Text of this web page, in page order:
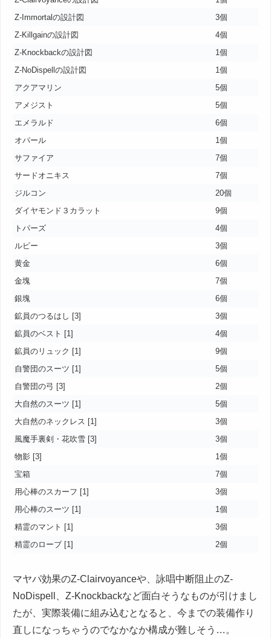
Z-Immortalの設計図
3個
Z-Killgainの設計図
4個
Z-Knockbackの設計図
1個
Z-NoDispellの設計図
1個
アクアマリン
5個
アメジスト
5個
エメラルド
6個
オパール
1個
サファイア
7個
サードオニキス
7個
ジルコン
20個
ダイヤモンド３カラット
9個
トパーズ
4個
ルビー
3個
黄金
6個
金塊
7個
銀塊
6個
鉱員のつるはし [3]
3個
鉱員のベスト [1]
4個
鉱員のリュック [1]
9個
自警団のスーツ [1]
5個
自警団の弓 [3]
2個
大自然のスーツ [1]
5個
大自然のネックレス [1]
3個
風魔手裏剣・花吹雪 [3]
3個
物影 [3]
1個
宝箱
7個
用心棒のスカーフ [1]
3個
用心棒のスーツ [1]
1個
精霊のマント [1]
3個
精霊のローブ [1]
2個
マヤパ効果のZ-Clairvoyanceや、詠唱中断阻止のZ-
NoDispell、Z-Knockbackなど面白そうなものが引けまし
たが、実際装備に組み込むとなると、今までの装備作り
直しになっちゃうのでなかなか構成が難しそう…。